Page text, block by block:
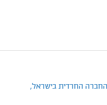
החברה החרדית בישראל,